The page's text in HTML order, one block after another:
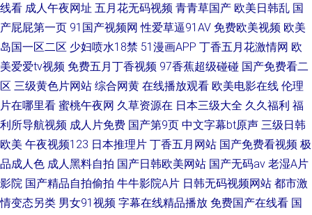
线看 成人午夜网址 五月花无码视频 青青草国产 欧美日韩乱 国
产屁屁第一页 91国产视频网 性爱草逼91AV 免费欧美视频 欧美
岛国一区二区 少妇喷水18禁 51漫画APP 丁香五月花激情网 欧
美爱爱tv视频 免费五月丁香视频 97香蕉超级碰碰 国产免费看二
区 三级黄色片网站 综合网黄 在线播放观看 欧美电影在线 伦理
片在哪里看 蜜桃午夜网 久草资源在 日本三级大全 久久福利 福
利所导航视频 成人片免费 国产第9页 中文字幕bt原声 三级日韩
欧美 午夜视频123 日本推理片 丁香五月网站 国产免费看视频 极
品成人色 成人黑料自拍 国产日韩欧美网站 国产无码av 老湿A片
影院 国产精品自拍偷拍 牛牛影院A片 日韩无码视频网站 都市激
情变态另类 男女91视频 字幕在线精品播放 免费国产在线看 国